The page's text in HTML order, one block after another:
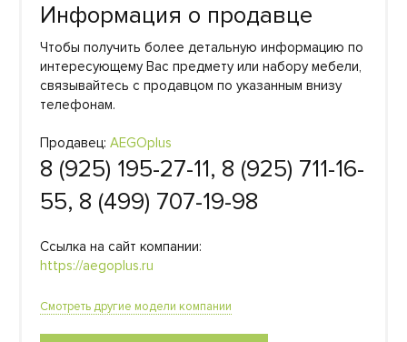
Информация о продавце
Чтобы получить более детальную информацию по
интересующему Вас предмету или набору мебели,
связывайтесь с продавцом по указанным внизу
телефонам.
Продавец: AEGOplus
8 (925) 195-27-11, 8 (925) 711-16-
55, 8 (499) 707-19-98
Ссылка на сайт компании:
https://aegoplus.ru
Смотреть другие модели компании